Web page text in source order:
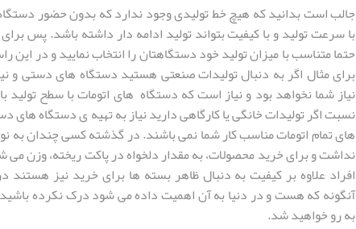
جالب است بدانید که هیچ خط تولیدی وجود ندارد که بدون حضور
با سرعت تولید و با کیفیت بتواند تولید ادامه دار داشته باشد. پس
حتما متناسب با میزان تولید خود دستگاهتان را انتخاب نمایید و در این
برای مثال اگر به دنبال تولیدات صنعتی هستید دستگاه های دستی و
نیاز شما نخواهد بود و نیاز است که دستگاه های اتومات با سطح تولید
نسبت اگر تولیدات خانگی یا کارگاهی دارید نیاز به تهیه ی دستگاه های
های تمام اتومات مناسب کار شما نمی باشند. در گذشته کسی چندان
نداشت و برای خرید محصولات، به مقدار دلخواه در پاکت ریخته، وزن می
افراد علاوه بر کیفیت به دنبال ظاهر بسته ها برای خرید نیز
آنگونه که هست و در دنیا به آن اهمیت داده می شود درک نکرده
به رو خواهید شد.